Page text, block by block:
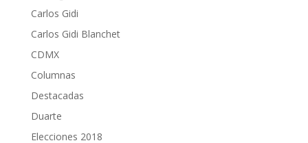
Carlos Gidi
Carlos Gidi Blanchet
CDMX
Columnas
Destacadas
Duarte
Elecciones 2018